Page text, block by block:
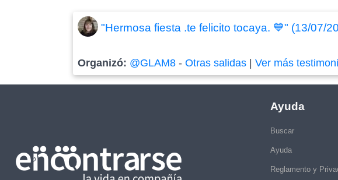
"Hermosa fiesta .te felicito tocaya. 💙" (13/07/
Organizó: @GLAM8 -Otras salidas |Ver más
Ayuda
Buscar
Ayuda
Reglamento y